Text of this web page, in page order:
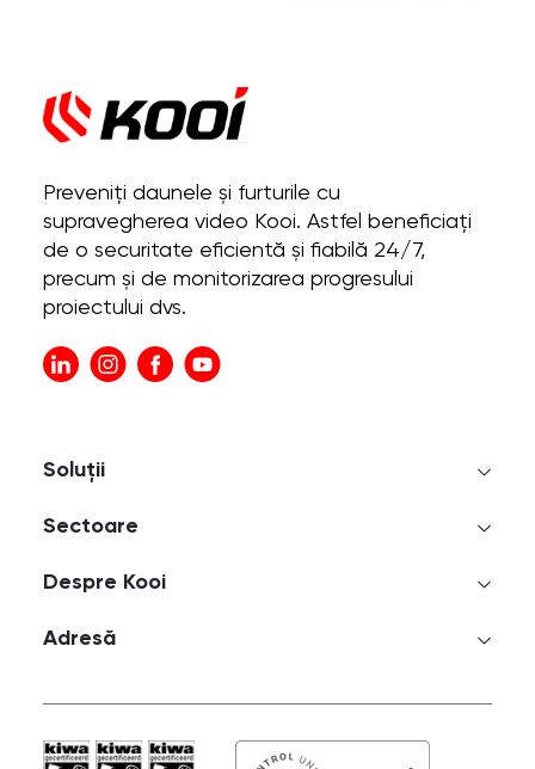
Preveniți daunele și furturile cu
supravegherea video Kooi. Astfel beneficiați
de o securitate eficientă și fiabilă 24/7,
precum și de monitorizarea progresului
proiectului dvs.
Soluții
Sectoare
Despre Kooi
Adresă